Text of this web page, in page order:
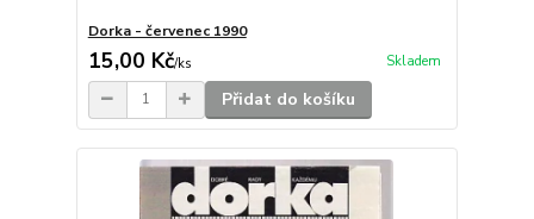
Dorka - červenec 1990
15,00 Kč/ks Skladem
Přidat do košíku